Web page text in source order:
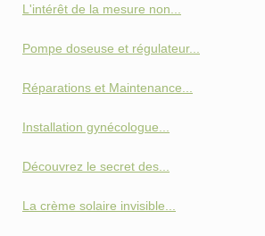
L'intérêt de la mesure non...
Pompe doseuse et régulateur...
Réparations et Maintenance...
Installation gynécologue...
Découvrez le secret des...
La crème solaire invisible...